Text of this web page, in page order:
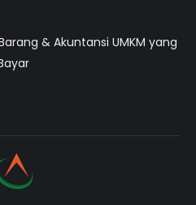
& Akuntansi UMKM yang